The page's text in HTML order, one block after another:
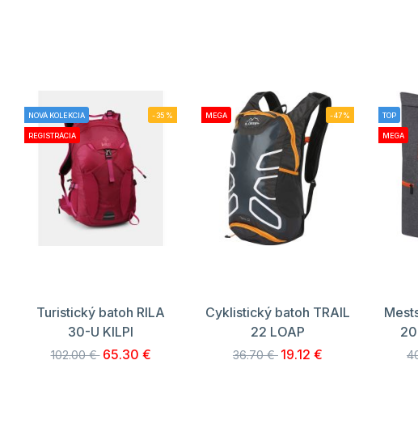
NOVÁ KOLEKCIA
REGISTRÁCIA
-35%
Turistický batoh RILA
30-U KILPI
102.00 € 65.30 €
MEGA -47%
Cyklistický batoh TRAIL
22 LOAP
36.70 € 19.12 €
TOP
MEGA